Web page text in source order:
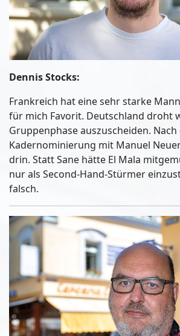
Dennis Stocks:
Frankreich hat eine sehr starke
für mich Favorit. Deutschland droht
Gruppenphase auszuscheiden.
Kadernominierung mit Manuel
drin. Statt Sane hätte El Mala
nur als Second-Hand-Stürmer
falsch.